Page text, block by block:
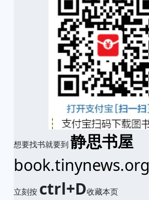
想要找书就要到 静思书屋
book.tinynews.org
立刻按 ctrl+D收藏本页